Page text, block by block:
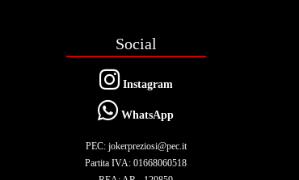
Social
Instagram
WhatsApp
PEC: jokerpreziosi@pec.it
Partita IVA: 01668060518